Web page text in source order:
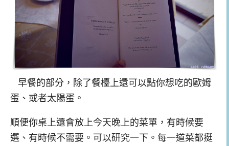
早餐的部分，除了餐檯上還可以點你想吃的歐姆
蛋、或者太陽蛋。
順便你桌上還會放上今天晚上的菜單，有時候要
選、有時候不需要。可以研究一下。每一道菜都挺